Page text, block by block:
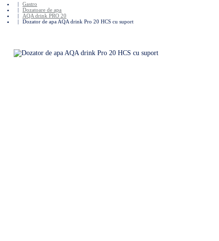
Gastro
Dozatoare de apa
AQA drink PRO 20
Dozator de apa AQA drink Pro 20 HCS cu suport